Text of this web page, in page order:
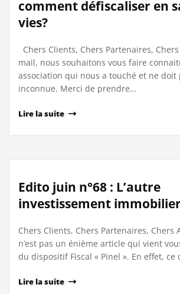
comment défiscaliser en
vies?
Chers Clients, Chers Partenaires,
mail, nous souhaitons vous faire
association qui nous a touché et ne doit
inconnue. Merci de prendre…
Lire la suite
Edito juin n°68 : L’autre
investissement
Chers Clients, Chers Partenaires, Chers
n’est pas un énième article qui vient
du dispositif Fiscal « Pinel ». En effet,
Lire la suite